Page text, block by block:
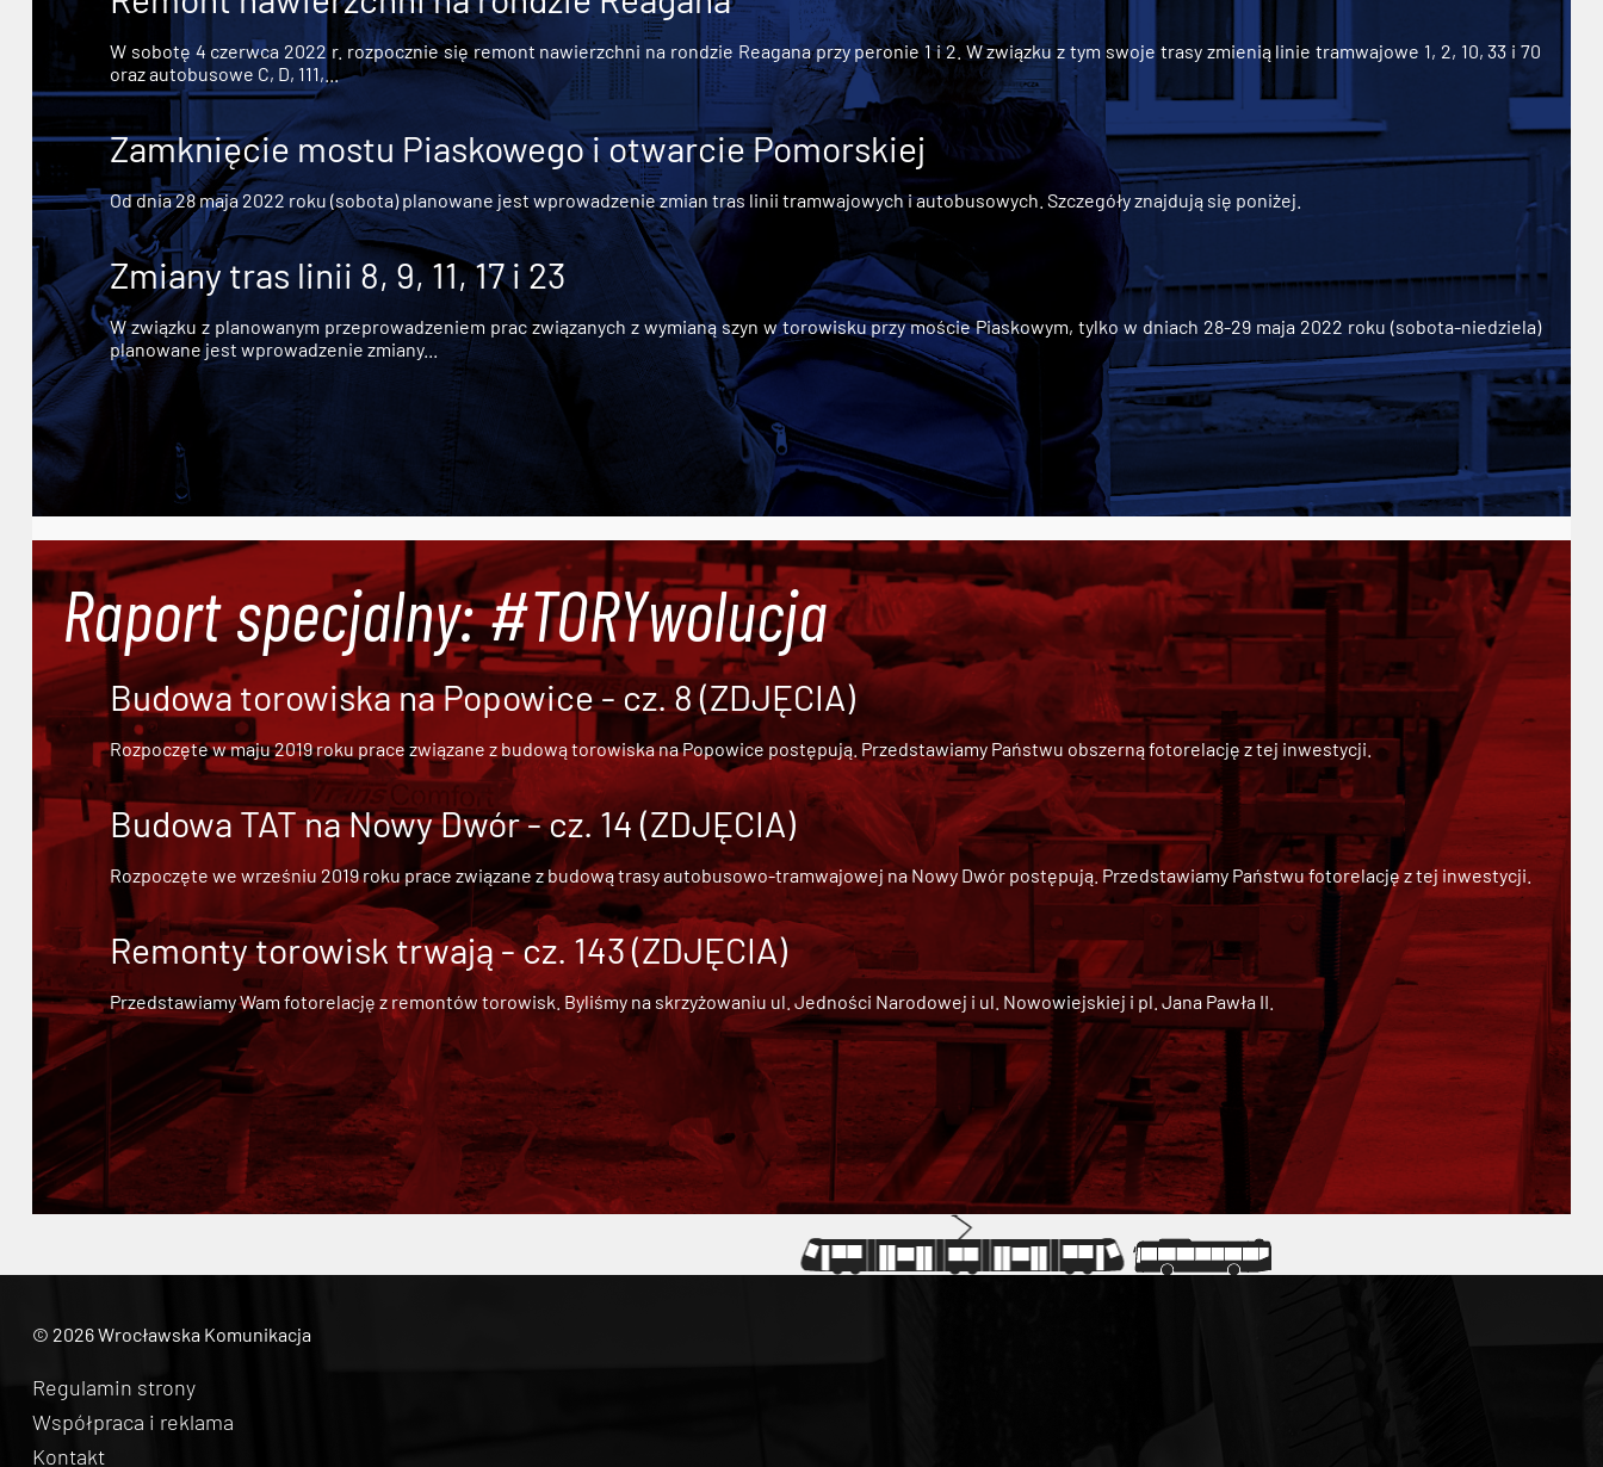
W sobotę 4 czerwca 2022 r. rozpocznie się remont nawierzchni na rondzie Reagana przy peronie 1 i 2. W związku z tym swoje trasy zmienią linie tramwajowe 1, 2, 10, 33 i 70
oraz autobusowe C, D, 111,...
Zamknięcie mostu Piaskowego i otwarcie Pomorskiej
Od dnia 28 maja 2022 roku (sobota) planowane jest wprowadzenie zmian tras linii tramwajowych i autobusowych. Szczegóły znajdują się poniżej.
Zmiany tras linii 8, 9, 11, 17 i 23
W związku z planowanym przeprowadzeniem prac związanych z wymianą szyn w torowisku przy moście Piaskowym, tylko w dniach 28-29 maja 2022 roku (sobota-niedziela)
planowane jest wprowadzenie zmiany...
Raport specjalny: #TORYwolucja
Budowa torowiska na Popowice - cz. 8 (ZDJĘCIA)
Rozpoczęte w maju 2019 roku prace związane z budową torowiska na Popowice postępują. Przedstawiamy Państwu obszerną fotorelację z tej inwestycji.
Budowa TAT na Nowy Dwór - cz. 14 (ZDJĘCIA)
Rozpoczęte we wrześniu 2019 roku prace związane zbudową trasy autobusowo-tramwajowej na Nowy Dwórpostępują. Przedstawiamy Państwu fotorelację z tej inwestycji.
Remonty torowisk trwają - cz. 143 (ZDJĘCIA)
Przedstawiamy Wam fotorelację z remontów torowisk. Byliśmy na skrzyżowaniu ul. Jedności Narodowej i ul. Nowowiejskiej i pl. Jana Pawła II.
© 2026 Wrocławska Komunikacja
Regulamin strony
Współpraca i reklama
Kontakt